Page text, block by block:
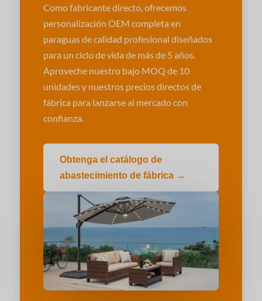
Como fabricante directo, ofrecemos
personalización OEM completa en
paraguas de calidad profesional diseñados
para un ciclo de vida de más de 5 años.
Aproveche nuestro bajo MOQ de 10
unidades y nuestros precios directos de
fábrica para lanzarse al mercado con
confianza.
Obtenga el catálogo de
abastecimiento de fábrica →